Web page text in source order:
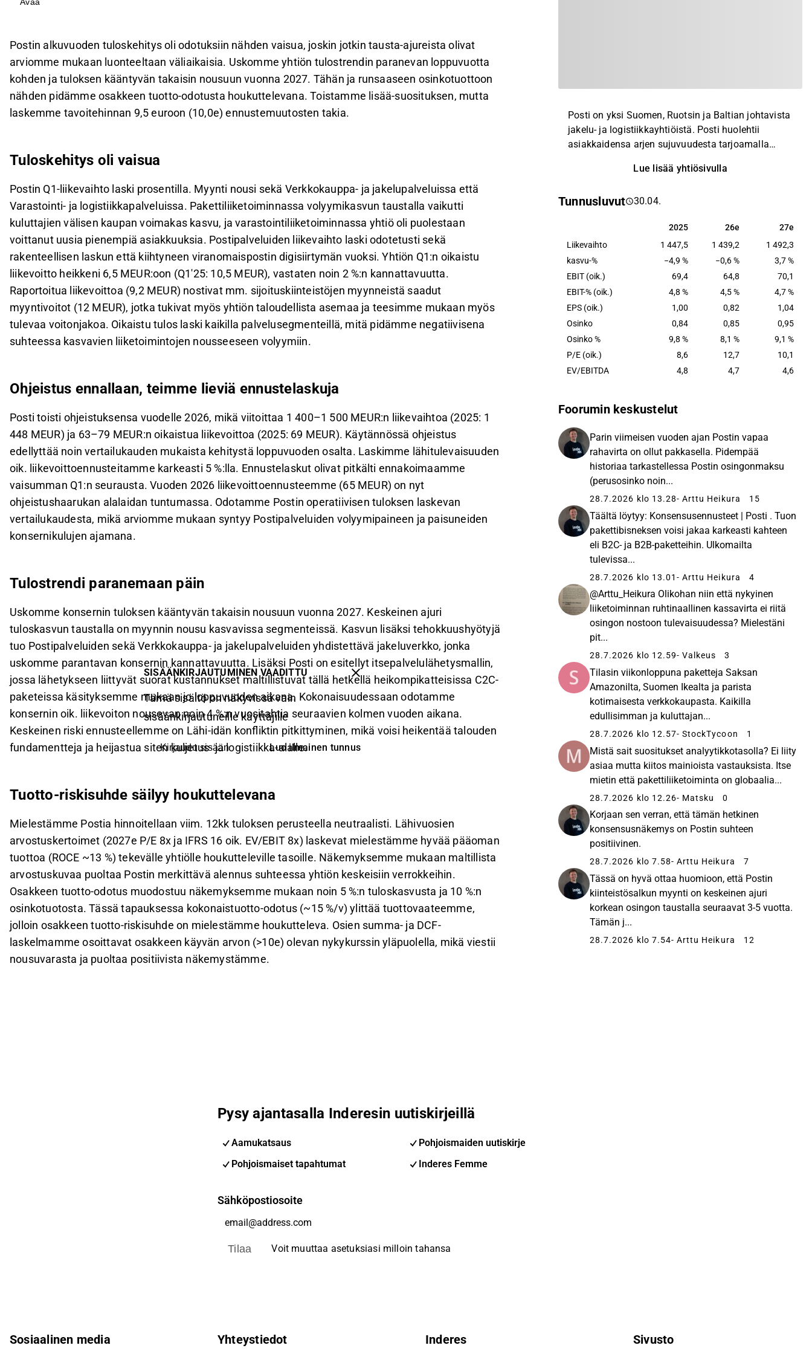
Yhtiö toisti ohjeistuksensa vuodelle 2026, mutta ennusteita laskettiin lievästi vaisun Q1:n
Uskomme tulostrendin paranevan vuonna 2027 myynnin nousun ja tehokkuushyötyjen
ansiosta, ja odotamme konsernin oikaistun liikevoiton kasvavan noin 4 %:n vuositahtia
seuraavien kolmen vuoden aikana.
Postin osakkeen tuotto-riskisuhde on houkutteleva, ja osakkeen kokonaistuotto-odotus (~15
%/v) ylittää tuottovaateemme, mikä puoltaa positiivista näkemystämme.
Postin alkuvuoden tuloskehitys oli odotuksiin nähden vaisua, joskin jotkin tausta-ajureista olivat
arviomme mukaan luonteeltaan väliaikaisia. Uskomme yhtiön tulostrendin paranevan loppuvuotta
kohden ja tuloksen kääntyvän takaisin nousuun vuonna 2027. Tähän ja runsaaseen osinkotuottoon
nähden pidämme osakkeen tuotto-odotusta houkuttelevana. Toistamme lisää-suosituksen, mutta
laskemme tavoitehinnan 9,5 euroon (10,0e) ennustemuutosten takia.
Tuloskehitys oli vaisua
Postin Q1-liikevaihto laski prosentilla. Myynti nousi sekä Verkkokauppa- ja jakelupalveluissa että
Varastointi- ja logistiikkapalveluissa. Pakettiliiketoiminnassa volyymikasvun taustalla vaikutti
kuluttajien välisen kaupan voimakas kasvu, ja varastointiliiketoiminnassa yhtiö oli puolestaan
voittanut uusia pienempiä asiakkuuksia. Postipalveluiden liikevaihto laski odotetusti sekä
rakenteellisen laskun että kiihtyneen viranomaispostin digisiirtymän vuoksi. Yhtiön Q1:n oikaistu
liikevoitto heikkeni 6,5 MEUR:oon (Q1'25: 10,5 MEUR), vastaten noin 2 %:n kannattavuutta.
Raportoitua liikevoittoa (9,2 MEUR) nostivat mm. sijoituskiinteistöjen myynneistä saadut
myyntivoitot (12 MEUR), jotka tukivat myös yhtiön taloudellista asemaa ja teesimme mukaan myös
tulevaa voitonjakoa. Oikaistu tulos laski kaikilla palvelusegmenteillä, mitä pidämme negatiivisena
suhteessa kasvavien liiketoimintojen nousseeseen volyymiin.
Ohjeistus ennallaan, teimme lieviä ennustelaskuja
Posti toisti ohjeistuksensa vuodelle 2026, mikä viitoittaa 1 400–1 500 MEUR:n liikevaihtoa (2025: 1
448 MEUR) ja 63–79 MEUR:n oikaistua liikevoittoa (2025: 69 MEUR). Käytännössä ohjeistus
edellyttää noin vertailukauden mukaista kehitystä loppuvuoden osalta. Laskimme lähitulevaisuuden
oik. liikevoittoennusteitamme karkeasti 5 %:lla. Ennustelaskut olivat pitkälti ennakoimaamme
vaisumman Q1:n seurausta. Vuoden 2026 liikevoittoennusteemme (65 MEUR) on nyt
ohjeistushaarukan alalaidan tuntumassa. Odotamme Postin operatiivisen tuloksen laskevan
vertailukaudesta, mikä arviomme mukaan syntyy Postipalveluiden volyymipaineen ja paisuneiden
konsernikulujen ajamana.
Tulostrendi paranemaan päin
Uskomme konsernin tuloksen kääntyvän takaisin nousuun vuonna 2027. Keskeinen ajuri
tuloskasvun taustalla on myynnin nousu kasvavissa segmenteissä. Kasvun lisäksi tehokkuushyötyjä
tuo Postipalveluiden sekä Verkkokauppa- ja jakelupalveluiden yhdistettävä jakeluverkko, jonka
uskomme parantavan konsernin kannattavuutta. Lisäksi Posti on esitellyt itsepalvelulähetysmallin,
jossa lähetykseen liittyvät suorat kustannukset maltillistuvat tällä hetkellä heikompikatteisissa C2C-
paketeissa käsityksemme mukaan jo loppuvuoden aikana. Kokonaisuudessaan odotamme
konsernin oik. liikevoiton nousevan noin 4 %:n vuositahtia seuraavien kolmen vuoden aikana.
Keskeinen riski ennusteellemme on Lähi-idän konfliktin pitkittyminen, mikä voisi heikentää talouden
fundamentteja ja heijastua siten kuljetus- ja logistiikka-alalle.
Tuotto-riskisuhde säilyy houkuttelevana
Mielestämme Postia hinnoitellaan viim. 12kk tuloksen perusteella neutraalisti. Lähivuosien
arvostuskertoimet (2027e P/E 8x ja IFRS 16 oik. EV/EBIT 8x) laskevat mielestämme hyvää pääoman
tuottoa (ROCE ~13 %) tekevälle yhtiölle houkutteleville tasoille. Näkemyksemme mukaan maltillista
arvostuskuvaa puoltaa Postin merkittävä alennus suhteessa yhtiön keskeisiin verrokkeihin.
Osakkeen tuotto-odotus muodostuu näkemyksemme mukaan noin 5 %:n tuloskasvusta ja 10 %:n
osinkotuotosta. Tässä tapauksessa kokonaistuotto-odotus (~15 %/v) ylittää tuottovaateemme,
jolloin osakkeen tuotto-riskisuhde on mielestämme houkutteleva. Osien summa- ja DCF-
laskelmamme osoittavat osakkeen käyvän arvon (>10e) olevan nykykurssin yläpuolella, mikä viestii
nousuvarasta ja puoltaa positiivista näkemystämme.
SISÄÄNKIRJAUTUMINEN VAADITTU
Tämä sisältö on näkyvissä vain
sisäänkirjautuneille käyttäjille
Kirjaudu sisään Luo ilmainen tunnus
Posti on yksi Suomen, Ruotsin ja Baltian johtavista
jakelu- ja logistiikkayhtiöistä. Posti huolehtii
asiakkaidensa arjen sujuvuudesta tarjoamalla
rahti, postipalvelut sekä varastointi-, käsittely- ja
Lue lisää yhtiösivulla
Tunnusluvut 30.04.
2025 26e 27e
2025 26e
27e
Liikevaihto
1 447,5 1 439,2
1 492,3
kasvu-%
−4,9 % −0,6 %
3,7 %
EBIT (oik.)
69,4 64,8
70,1
EBIT-% (oik.)
4,8 % 4,5 %
4,7 %
EPS (oik.)
1,00 0,82
1,04
Osinko
0,84 0,85
0,95
Osinko %
9,8 % 8,1 %
9,1 %
P/E (oik.)
8,6 12,7
10,1
EV/EBITDA
4,8 4,7 4,6
Foorumin keskustelut
Parin viimeisen vuoden ajan Postin vapaa
rahavirta on ollut pakkasella. Pidempää
historiaa tarkastellessa Postin osingonmaksu
(perusosinko noin...
28.7.2026 klo 13.28- Arttu Heikura 15
Täältä löytyy: Konsensusennusteet | Posti . Tuon
pakettibisneksen voisi jakaa karkeasti kahteen
eli B2C- ja B2B-paketteihin. Ulkomailta
tulevissa...
28.7.2026 klo 13.01 - Arttu Heikura 4
@Arttu_Heikura Olikohan niin että nykyinen
liiketoiminnan ruhtinaallinen kassavirta ei riitä
osingon nostoon tulevaisuudessa? Mielestäni
pit...
28.7.2026 klo 12.59- Valkeus 3
Tilasin viikonloppuna paketteja Saksan
Amazonilta, Suomen Ikealta ja parista
kotimaisesta verkkokaupasta. Kaikilla
edullisimman ja kuluttajan...
28.7.2026 klo 12.57- StockTycoon 1
Mistä sait suositukset analyytikkotasolla? Ei liity
asiaa mutta kiitos mainioista vastauksista. Itse
mietin että pakettiliiketoiminta on globaalia...
28.7.2026 klo 12.26- Matsku 0
Korjaan sen verran, että tämän hetkinen
konsensusnäkemys on Postin suhteen
positiivinen.
28.7.2026 klo 7.58- Arttu Heikura 7
Tässä on hyvä ottaa huomioon, että Postin
kiinteistösalkun myynti on keskeinen ajuri
korkean osingon taustalla seuraavat 3-5 vuotta.
Tämän j...
28.7.2026 klo 7.54- Arttu Heikura 12
Pysy ajantasalla Inderesin uutiskirjeillä
Aamukatsaus
Pohjoismaiden uutiskirje
Pohjoismaiset tapahtumat
Inderes Femme
Sähköpostiosoite
Tilaa Voit muuttaa asetuksiasi milloin tahansa
Sosiaalinen media Yhteystiedot Inderes Sivusto